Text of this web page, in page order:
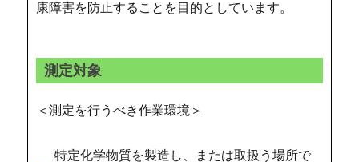
康障害を防止することを目的としています。
測定対象
＜測定を行うべき作業環境＞
特定化学物質を製造し、または取扱う場所で